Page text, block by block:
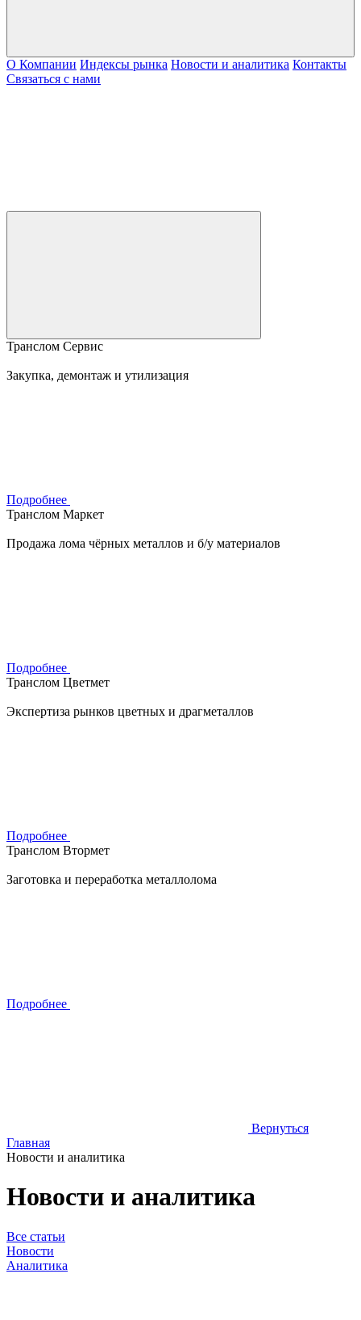
О Компании Индексы рынка Новости и аналитика Контакты
Связаться с нами
Транслом Сервис
Закупка, демонтаж и утилизация
Подробнее
Транслом Маркет
Продажа лома чёрных металлов и б/у материалов
Подробнее
Транслом Цветмет
Экспертиза рынков цветных и драгметаллов
Подробнее
Транслом Втормет
Заготовка и переработка металлолома
Подробнее
Вернуться
Главная
Новости и аналитика
Новости и аналитика
Все статьи
Новости
Аналитика